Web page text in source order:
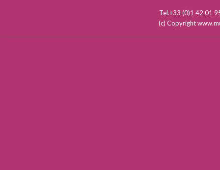
Tel.+33 (0)1 42 01
(c) Copyright